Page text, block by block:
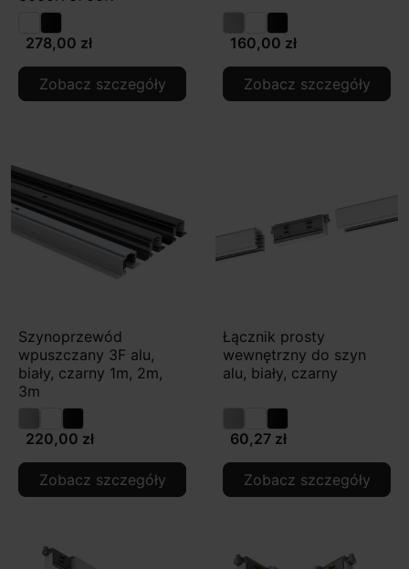
278,00 zł
Zobacz szczegóły
160,00 zł
Zobacz szczegóły
Szynoprzewód
wpuszczany 3F alu,
biały, czarny 1m, 2m,
3m
220,00 zł
Zobacz szczegóły
Łącznik prosty
wewnętrzny do szyn
alu, biały, czarny
60,27 zł
Zobacz szczegóły